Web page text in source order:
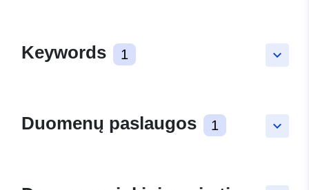
keyboard_arrow_down
Keywords 1
keyboard_arrow_down
Duomenų paslaugos 1